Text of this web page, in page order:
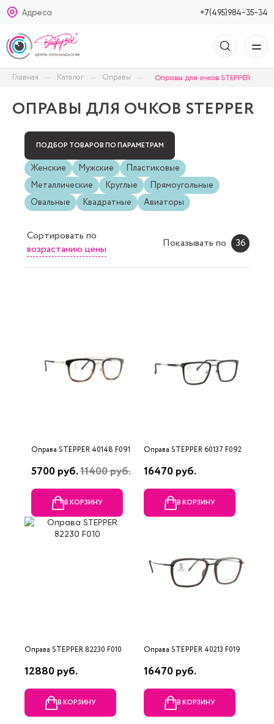
Адреса +7(495)984-35-34
Главная Каталог Оправы Оправы для очков STEPPER
ОПРАВЫ ДЛЯ ОЧКОВ STEPPER
ПОДБОР ТОВАРОВ ПО ПАРАМЕТРАМ
Женские Мужские
Пластиковые
Металлические
Круглые
Прямоугольные
Овальные
Квадратные Авиаторы
Сортировать по
возрастанию цены
Показывать по 36
Оправа STEPPER 40148 F091
5700 руб.11400 руб.
В КОРЗИНУ
Оправа STEPPER 60137 F092
16470 руб.
В КОРЗИНУ
Оправа STEPPER 82230 F010
12880 руб.
В КОРЗИНУ
Оправа STEPPER 40213 F019
16470 руб.
В КОРЗИНУ